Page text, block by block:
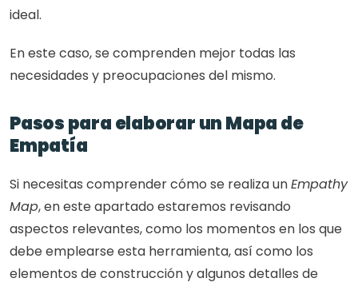
ideal.
En este caso, se comprenden mejor todas las
necesidades y preocupaciones del mismo.
Pasos para elaborar un Mapa de
Empatía
Si necesitas comprender cómo se realiza un Empathy
Map, en este apartado estaremos revisando
aspectos relevantes, como los momentos en los que
debe emplearse esta herramienta, así como los
elementos de construcción y algunos detalles de